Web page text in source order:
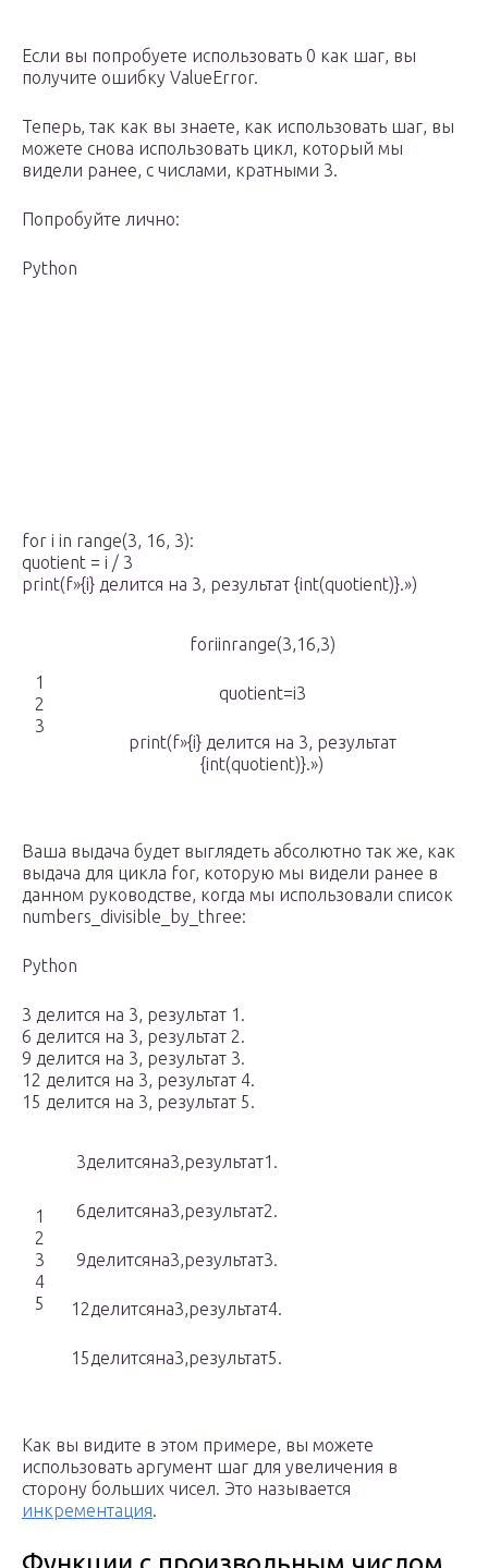
Если вы попробуете использовать 0 как шаг, вы
получите ошибку ValueError.
Теперь, так как вы знаете, как использовать шаг, вы
можете снова использовать цикл, который мы
видели ранее, с числами, кратными 3.
Попробуйте лично:
Python
for i in range(3, 16, 3):
quotient = i / 3
print(f»{i} делится на 3, результат {int(quotient)}.»)
1
2
3
foriinrange(3,16,3)
quotient=i3
print(f»{i} делится на 3, результат
{int(quotient)}.»)
Ваша выдача будет выглядеть абсолютно так же, как
выдача для цикла for, которую мы видели ранее в
данном руководстве, когда мы использовали список
numbers_divisible_by_three:
Python
3 делится на 3, результат 1.
6 делится на 3, результат 2.
9 делится на 3, результат 3.
12 делится на 3, результат 4.
15 делится на 3, результат 5.
1
2
3
4
5
3делитсяна3,результат1.
6делитсяна3,результат2.
9делитсяна3,результат3.
12делитсяна3,результат4.
15делитсяна3,результат5.
Как вы видите в этом примере, вы можете
использовать аргумент шаг для увеличения в
сторону больших чисел. Это называется
инкрементация.